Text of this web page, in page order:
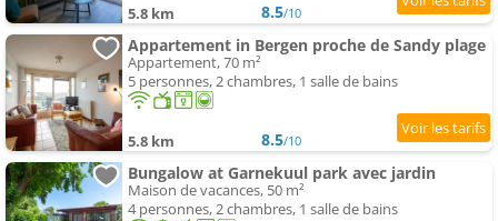
5.8 km 8.5/10
Appartement in Bergen proche de Sandy plage
Appartement, 70 m²
5 personnes, 2 chambres, 1 salle de bains
5.8 km 8.5/10
Bungalow at Garnekuul park avec jardin
Maison de vacances, 50 m²
4 personnes, 2 chambres, 1 salle de bains